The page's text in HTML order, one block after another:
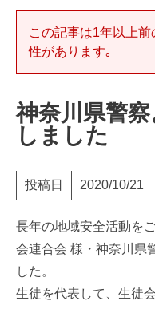
この記事は1年以上
性があります｡
神奈川県警
しました
投稿日 2020/10/21
長年の地域安全活動を
会連合会 様・神奈川県
した。
生徒を代表して、生徒